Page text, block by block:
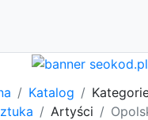
Katalog
Artyści